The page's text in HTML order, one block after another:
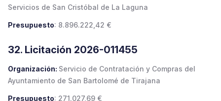
Servicios de San Cristóbal de La Laguna
Presupuesto: 8.896.222,42 €
32. Licitación 2026-011455
Organización: Servicio de Contratación y Compras del
Ayuntamiento de San Bartolomé de Tirajana
Presupuesto: 271.027,69 €